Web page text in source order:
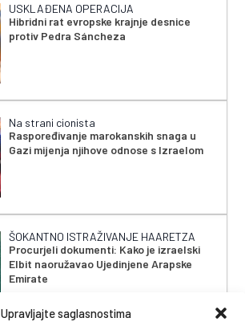
Upravljajte saglasnostima
USKLAĐENA OPERACIJA
Hibridni rat evropske krajnje desnice
protiv Pedra Sáncheza
Na strani cionista
Raspoređivanje marokanskih snaga u
Gazi mijenja njihove odnose s Izraelom
ŠOKANTNO ISTRAŽIVANJE HAARETZA
Procurjeli dokumenti: Kako je izraelski
Elbit naoružavao Ujedinjene Arapske
Emirate